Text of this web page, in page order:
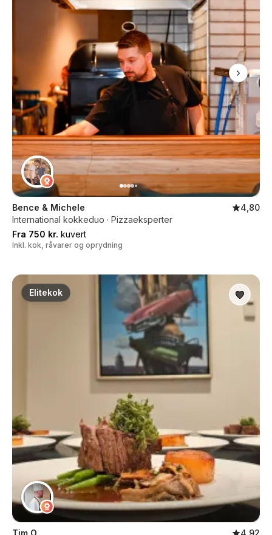
Bence & Michele
4,80
International kokkeduo · Pizzaeksperter
Fra 750 kr. kuvert
Inkl. kok, råvarer og oprydning
Elitekok
Tim O.
4,92